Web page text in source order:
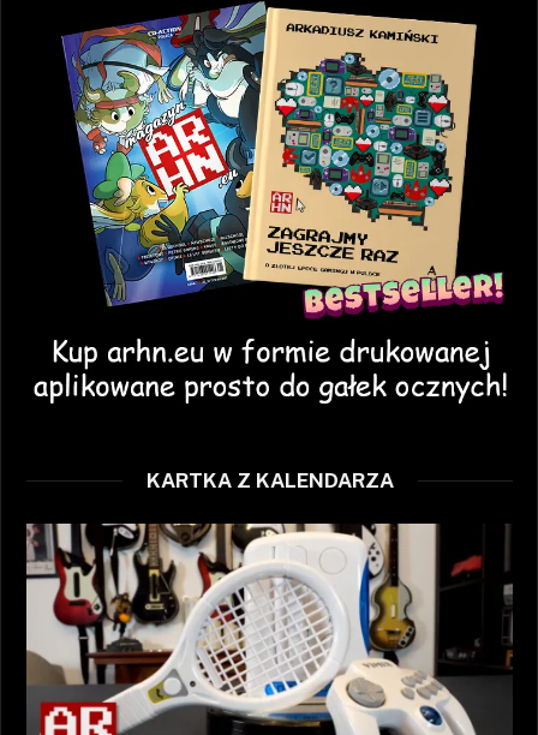
KARTKA Z KALENDARZA